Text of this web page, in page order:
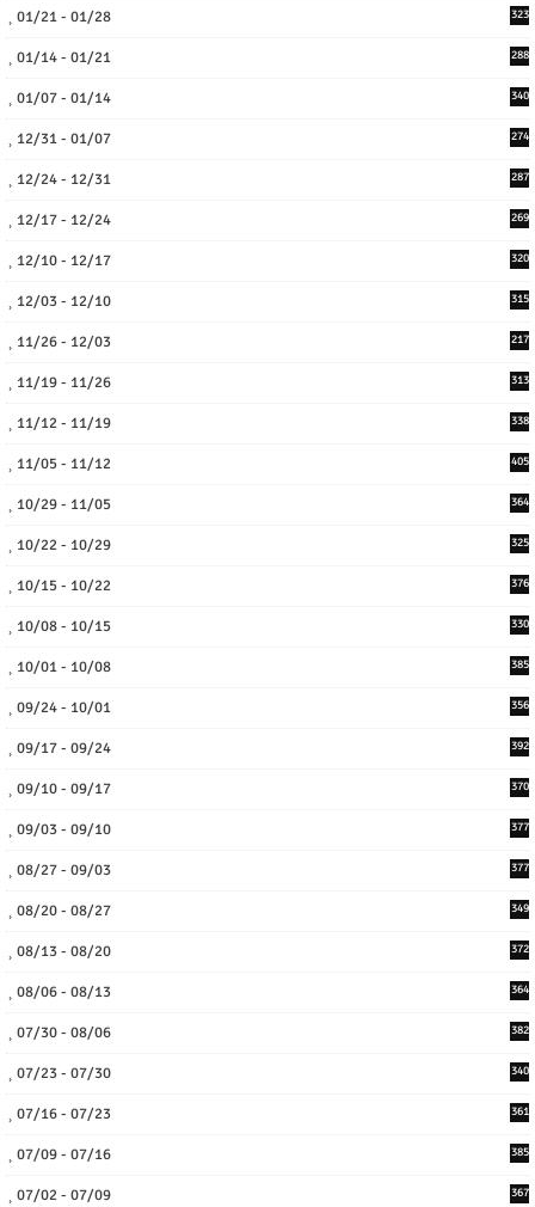
01/21 - 01/28 323
01/14 - 01/21 288
01/07 - 01/14 340
12/31 - 01/07 274
12/24 - 12/31 287
12/17 - 12/24 269
12/10 - 12/17 320
12/03 - 12/10 315
11/26 - 12/03 217
11/19 - 11/26 313
11/12 - 11/19 338
11/05 - 11/12 405
10/29 - 11/05 364
10/22 - 10/29 325
10/15 - 10/22 376
10/08 - 10/15 330
10/01 - 10/08 385
09/24 - 10/01 356
09/17 - 09/24 392
09/10 - 09/17 370
09/03 - 09/10 377
08/27 - 09/03 377
08/20 - 08/27 349
08/13 - 08/20 372
08/06 - 08/13 364
07/30 - 08/06 382
07/23 - 07/30 340
07/16 - 07/23 361
07/09 - 07/16 385
07/02 - 07/09 367